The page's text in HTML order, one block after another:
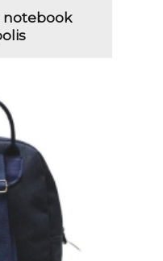
notebook